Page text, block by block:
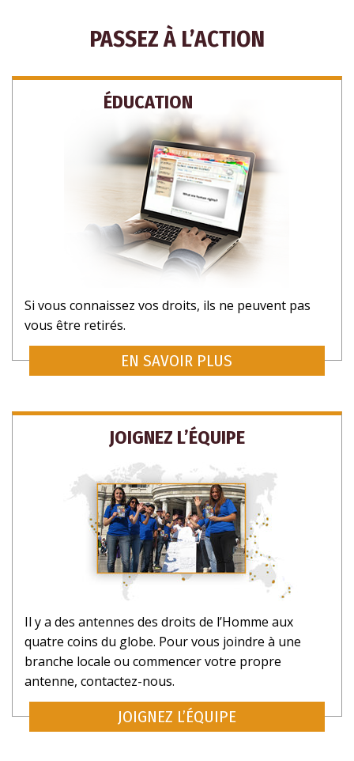
PASSEZ À L’ACTION
ÉDUCATION
Si vous connaissez vos droits, ils ne peuvent pas
vous être retirés.
EN SAVOIR PLUS
JOIGNEZ L’ÉQUIPE
Il y a des antennes des droits de l’Homme aux
quatre coins du globe. Pour vous joindre à une
branche locale ou commencer votre propre
antenne, contactez-nous.
JOIGNEZ L’ÉQUIPE